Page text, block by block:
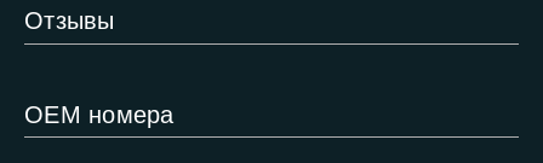
Отзывы
ОЕМ номера